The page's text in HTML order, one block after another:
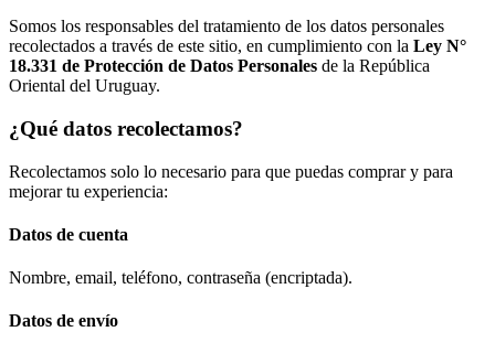
Somos los responsables del tratamiento de los datos personales
recolectados a través de este sitio, en cumplimiento con la Ley N°
18.331 de Protección de Datos Personales de la República
Oriental del Uruguay.
¿Qué datos recolectamos?
Recolectamos solo lo necesario para que puedas comprar y para
mejorar tu experiencia:
Datos de cuenta
Nombre, email, teléfono, contraseña (encriptada).
Datos de envío